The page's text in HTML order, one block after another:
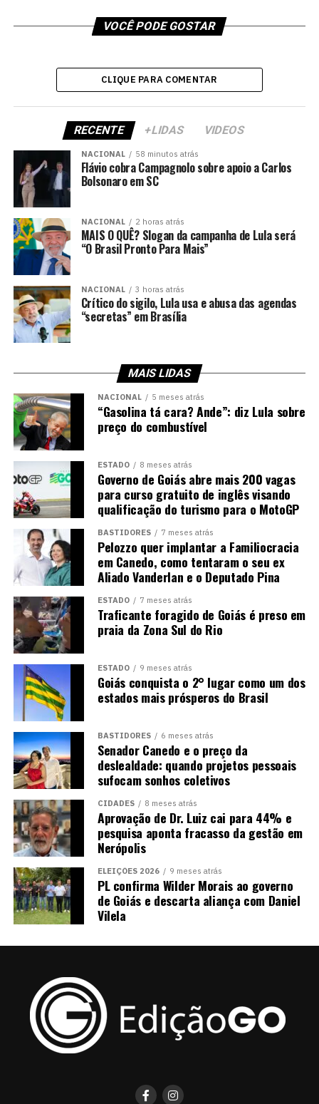
VOCÊ PODE GOSTAR
CLIQUE PARA COMENTAR
RECENTE +LIDAS VIDEOS
NACIONAL 58 minutos atrás
Flávio cobra Campagnolo sobre apoio a Carlos
Bolsonaro em SC
NACIONAL 2 horas atrás
MAIS O QUÊ? Slogan da campanha de Lula será
“O Brasil Pronto Para Mais”
NACIONAL 3 horas atrás
Crítico do sigilo, Lula usa e abusa das agendas
“secretas” em Brasília
MAIS LIDAS
NACIONAL 5 meses atrás
“Gasolina tá cara? Ande”: diz Lula sobre
preço do combustível
ESTADO 8 meses atrás
Governo de Goiás abre mais 200 vagas
para curso gratuito de inglês visando
qualificação do turismo para o MotoGP
BASTIDORES 7 meses atrás
Pelozzo quer implantar a Familiocracia
em Canedo, como tentaram o seu ex
Aliado Vanderlan e o Deputado Pina
ESTADO 7 meses atrás
Traficante foragido de Goiás é preso em
praia da Zona Sul do Rio
ESTADO 9 meses atrás
Goiás conquista o 2° lugar como um dos
estados mais prósperos do Brasil
BASTIDORES 6 meses atrás
Senador Canedo e o preço da
deslealdade: quando projetos pessoais
sufocam sonhos coletivos
CIDADES 8 meses atrás
Aprovação de Dr. Luiz cai para 44% e
pesquisa aponta fracasso da gestão em
Nerópolis
ELEIÇÕES 2026 9 meses atrás
PL confirma Wilder Morais ao governo
de Goiás e descarta aliança com Daniel
Vilela